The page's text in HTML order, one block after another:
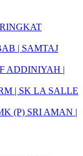
| SAMTAJ
ADDINIYAH |
| SK LA SALLE
(P) SRI AMAN |